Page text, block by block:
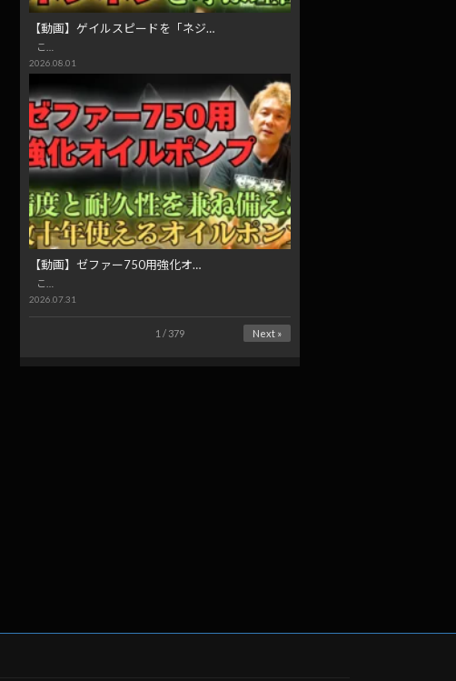
【動画】ゲイルスピードを「ネジ…
こ…
2026.08.01
【動画】ゼファー750用強化オ…
こ…
2026.07.31
1 / 379 Next »